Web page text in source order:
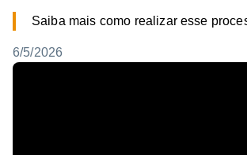
Saiba mais como realizar esse
6/5/2026